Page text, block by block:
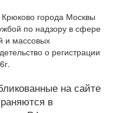
города Москвы
по надзору в сфере
и массовых
о регистрации
на сайте
в